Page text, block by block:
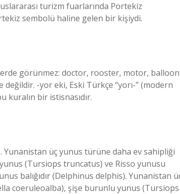
turizm fuarlarında Portekiz
sembolü haline gelen bir kişiydi.
görünmez: doctor, rooster, motor,
-yor eki, Eski Türkçe “yorı-” (modern
kuralın bir istisnasıdır.
Yunanistan üç yunus türüne daha ev sahipliği
(Tursiops truncatus) ve Risso yunusu
balığıdır (Delphinus delphis). Yunanistan
coeruleoalba), şişe burunlu yunus (Tursiops